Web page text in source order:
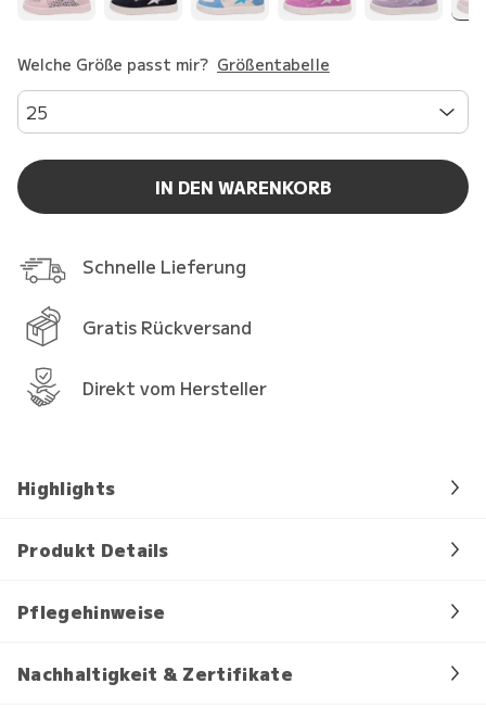
Welche Größe passt mir? Größentabelle
25
IN DEN WARENKORB
Schnelle Lieferung
Gratis Rückversand
Direkt vom Hersteller
Highlights
Produkt Details
Pflegehinweise
Nachhaltigkeit & Zertifikate